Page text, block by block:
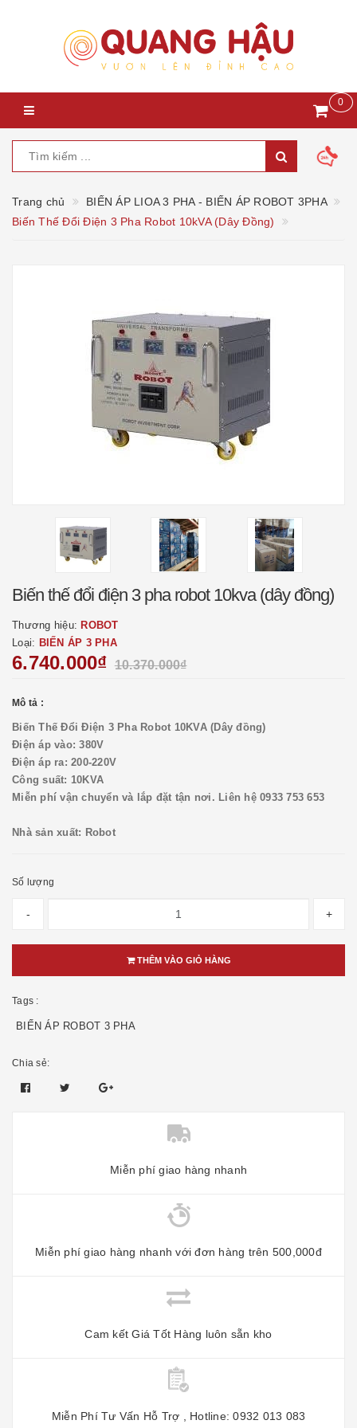
0
Trang chủ
BIẾN ÁP LIOA 3 PHA - BIẾN ÁP ROBOT 3PHA
Biến Thế Đổi Điện 3 Pha Robot 10kVA (Dây Đồng)
Biến thế đổi điện 3 pha robot 10kva (dây đồng)
Thương hiệu: ROBOT
Loại: BIẾN ÁP 3 PHA
6.740.000₫ 10.370.000₫
Mô tả :
Biến Thế Đổi Điện 3 Pha Robot 10KVA (Dây đồng)
Điện áp vào: 380V
Điện áp ra: 200-220V
Công suất: 10KVA
Miễn phí vận chuyển và lắp đặt tận nơi. Liên hệ 0933 753 653
Nhà sản xuất: Robot
Số lượng
- +
THÊM VÀO GIỎ HÀNG
Tags :
BIẾN ÁP ROBOT 3 PHA
Chia sẻ:
Miễn phí giao hàng nhanh
Miễn phí giao hàng nhanh với đơn hàng trên 500,000đ
Cam kết Giá Tốt Hàng luôn sẵn kho
Miễn Phí Tư Vấn Hỗ Trợ , Hotline: 0932 013 083